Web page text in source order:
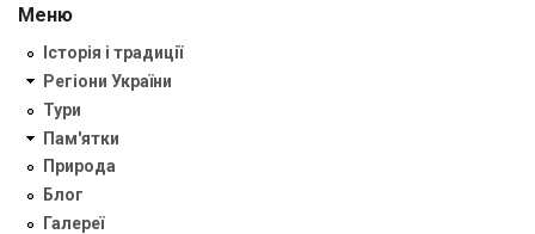
Меню
Історія і традиції
Регіони України
Тури
Пам'ятки
Природа
Блог
Галереї